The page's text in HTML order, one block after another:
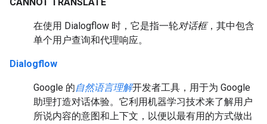
在使用 Dialogflow 时，它是指一轮对话框，其中包含
单个用户查询和代理响应。
Dialogflow
Google 的自然语言理解开发者工具，用于为 Google
助理打造对话体验。它利用机器学习技术来了解用户
所说内容的意图和上下文，以便以最有用的方式做出